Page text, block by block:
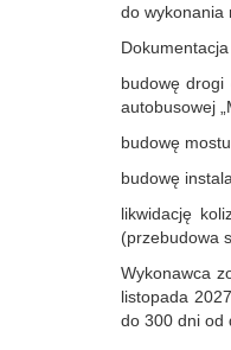
do wykonania
budowę drogi
autobusowej
budowę
budowę
likwidację
(przebudowa
Wykonawca
‎listopada‎
do 300 dni od